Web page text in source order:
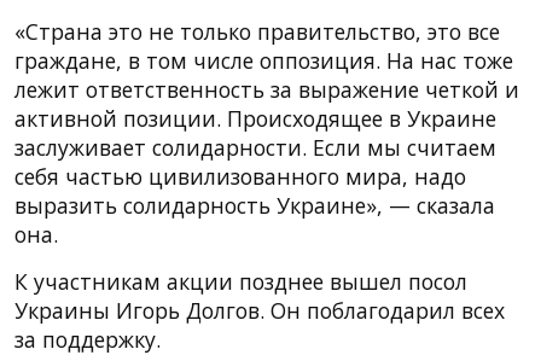
«Страна это не только правительство, это все
граждане, в том числе оппозиция. На нас тоже
лежит ответственность за выражение четкой и
активной позиции. Происходящее в Украине
заслуживает солидарности. Если мы считаем
себя частью цивилизованного мира, надо
выразить солидарность Украине», — сказала
она.
К участникам акции позднее вышел посол
Украины Игорь Долгов. Он поблагодарил всех
за поддержку.